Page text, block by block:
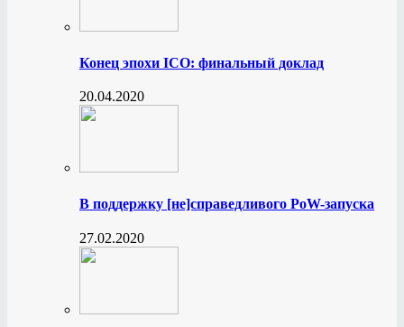
Конец эпохи ICO: финальный доклад
20.04.2020
В поддержку [не]справедливого PoW-запуска
27.02.2020